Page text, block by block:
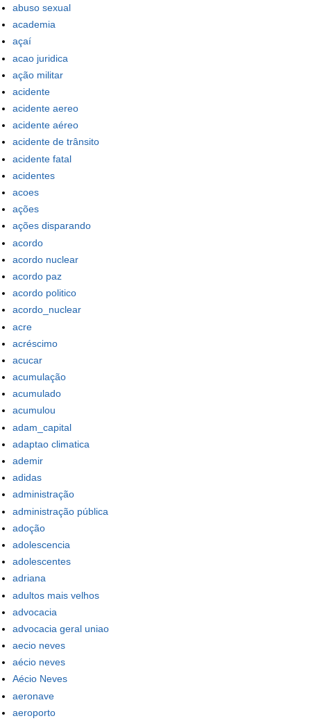
abuso sexual
academia
açaí
acao juridica
ação militar
acidente
acidente aereo
acidente aéreo
acidente de trânsito
acidente fatal
acidentes
acoes
ações
ações disparando
acordo
acordo nuclear
acordo paz
acordo politico
acordo_nuclear
acre
acréscimo
acucar
acumulação
acumulado
acumulou
adam_capital
adaptao climatica
ademir
adidas
administração
administração pública
adoção
adolescencia
adolescentes
adriana
adultos mais velhos
advocacia
advocacia geral uniao
aecio neves
aécio neves
Aécio Neves
aeronave
aeroporto